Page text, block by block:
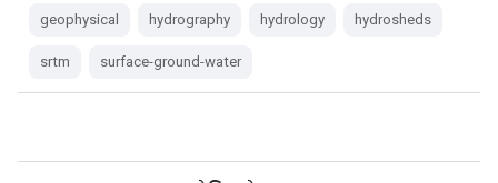
geophysical hydrography hydrology hydrosheds
srtm surface-ground-water